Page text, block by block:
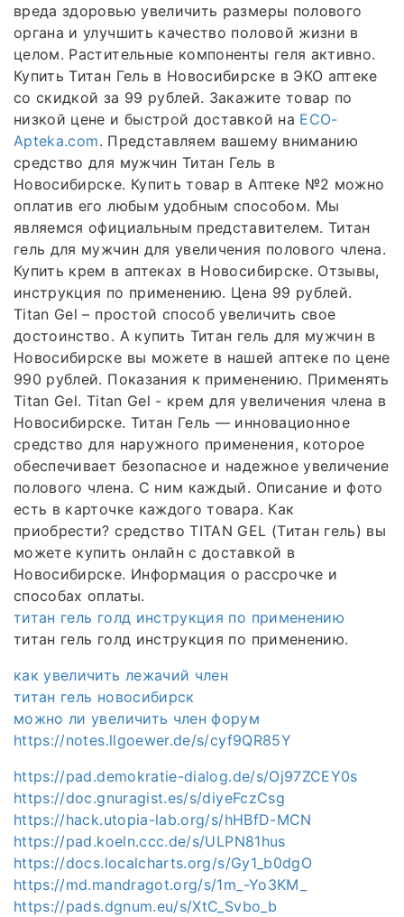
вреда здоровью увеличить размеры полового
органа и улучшить качество половой жизни в
целом. Растительные компоненты геля активно.
Купить Титан Гель в Новосибирске в ЭКО аптеке
со скидкой за 99 рублей. Закажите товар по
низкой цене и быстрой доставкой на ECO-
Apteka.com. Представляем вашему вниманию
средство для мужчин Титан Гель в
Новосибирске. Купить товар в Аптеке №2 можно
оплатив его любым удобным способом. Мы
являемся официальным представителем. Титан
гель для мужчин для увеличения полового члена.
Купить крем в аптеках в Новосибирске. Отзывы,
инструкция по применению. Цена 99 рублей.
Titan Gel – простой способ увеличить свое
достоинство. А купить Титан гель для мужчин в
Новосибирске вы можете в нашей аптеке по цене
990 рублей. Показания к применению. Применять
Titan Gel. Titan Gel - крем для увеличения члена в
Новосибирске. Титан Гель — инновационное
средство для наружного применения, которое
обеспечивает безопасное и надежное увеличение
полового члена. С ним каждый. Описание и фото
есть в карточке каждого товара. Как
приобрести? средство TITAN GEL (Титан гель) вы
можете купить онлайн с доставкой в
Новосибирске. Информация о рассрочке и
способах оплаты.
титан гель голд инструкция по применению
титан гель голд инструкция по применению.
как увеличить лежачий член
титан гель новосибирск
можно ли увеличить член форум
https://notes.llgoewer.de/s/cyf9QR85Y
https://pad.demokratie-dialog.de/s/Oj97ZCEY0s
https://doc.gnuragist.es/s/diyeFczCsg
https://hack.utopia-lab.org/s/hHBfD-MCN
https://pad.koeln.ccc.de/s/ULPN81hus
https://docs.localcharts.org/s/Gy1_b0dgO
https://md.mandragot.org/s/1m_-Yo3KM_
https://pads.dgnum.eu/s/XtC_Svbo_b